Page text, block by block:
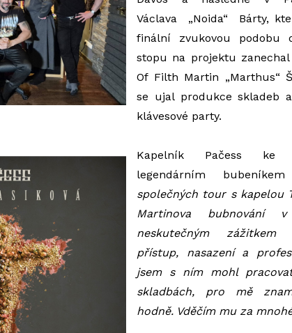
Václava
„Noida“
Bárty,
finální zvukovou podobu
stopu na projektu
Of Filth Martin „Marthus“
se ujal produkce skladeb
klávesové party.
Kapelník Pačess ke
legendárním bubeníkem
společných tour s kapelou
Martinova bubnování
neskutečným zážitkem
přístup, nasazení a
jsem s ním mohl
skladbách, pro mě
hodně. Vděčím mu za